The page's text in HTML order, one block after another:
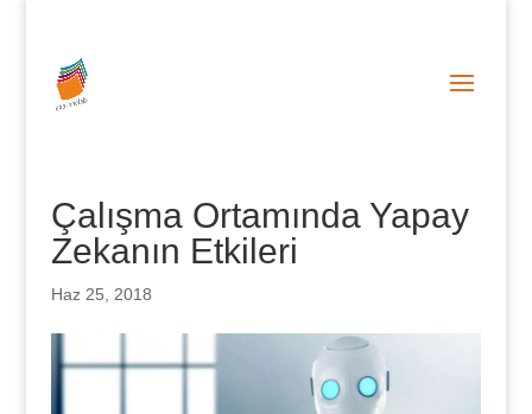
Çalışma Ortamında Yapay
Zekanın Etkileri
Haz 25, 2018